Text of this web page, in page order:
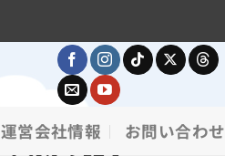
運営会社情報 お問い合わせ
人気の記事